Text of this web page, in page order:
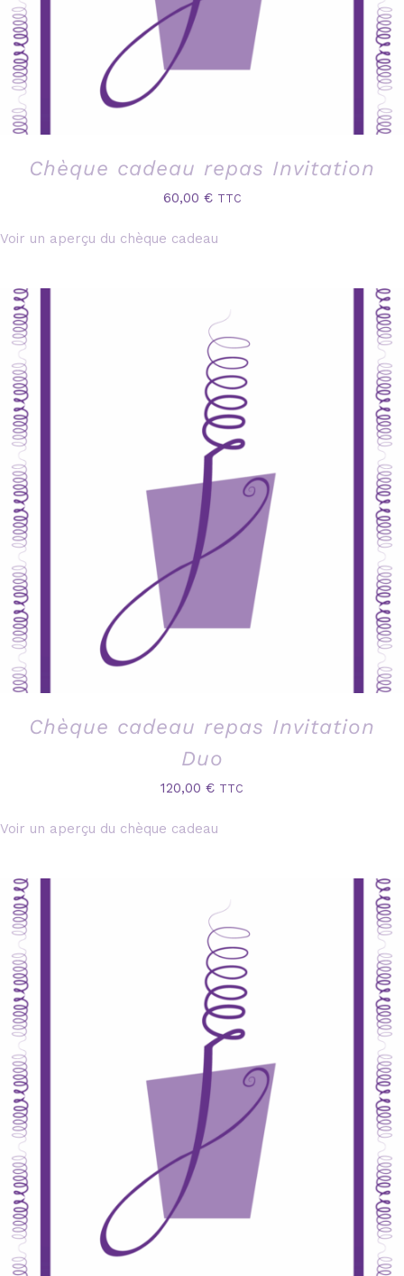
Chèque cadeau repas Invitation
60,00 € TTC
Voir un aperçu du chèque cadeau
Chèque cadeau repas Invitation
Duo
120,00 € TTC
Voir un aperçu du chèque cadeau